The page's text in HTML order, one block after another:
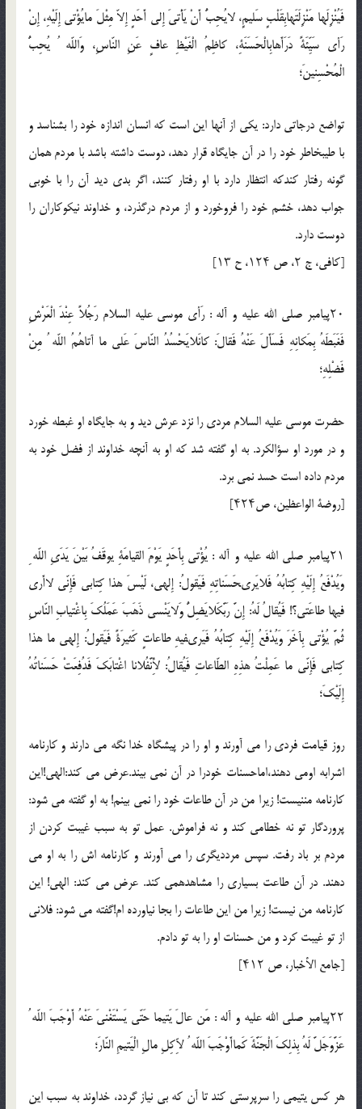
فَيُنْزِلَها مَنْزِلَتَهابِقَلْبٍ سَليمٍ، لايُحِبُّ أَنْ يَأْتىَ إِلى أَحَدٍ إِلاّ مِثْلَ مايُؤْتى إِلَيْهِ، إِنْ
رَأى سَيِّئَةً دَرَأَهابِالْحَسَنَةِ، كاظِمُ الْغَيْظِ عافٍ عَنِ النّاسِ، وَاللّه ُ يُحِبُّ
الْمُحْسِنينَ؛
تواضع درجاتى دارد: يكى از آنها اين است كه انسان اندازه خود را بشناسد و
با طيبخاطر خود را در آن جايگاه قرار دهد، دوست داشته باشد با مردم همان
گونه رفتار كندكه انتظار دارد با او رفتار كنند، اگر بدى ديد آن را با خوبى
جواب دهد، خشم خود را فروخورد و از مردم درگذرد، و خداوند نيكوكاران را
دوست دارد.
[كافى، ج ۲، ص ۱۲۴، ح ۱۳]
۲۰پيامبر صلي الله عليه و آله : رَأى موسى عليه السلام رَجُلاً عِنْدَ الْعَرْشِ
فَغَبَطَهُ بِمَكانِهِ فَسَأَلَ عَنْهُ فَقالَ: كانَلايَحْسُدُ النّاسَ عَلى ما آتاهُمُ اللّه ُ مِنْ
فَضْلِهِ؛
حضرت موسى عليه السلام مردى را نزد عرش ديد و به جايگاه او غبطه خورد
و در مورد او سؤالكرد. به او گفته شد كه او به آنچه خداوند از فضل خود به
مردم داده است حسد نمى برد.
[روضة الواعظين، ص۴۲۴]
۲۱پيامبر صلي الله عليه و آله : يُؤْتى بِأَحَدٍ يَوْمَ القيامَةِ يوقَفُ بَيْنَ يَدَىِ اللّه ِ
وَيُدْفَعُ إِلَيْهِ كِتابُهُ فَلايَرىحَسَناتِهِ فَيَقولُ: إِلهى، لَيْسَ هذا كِتابى فَإِنّى لاأَرى
فيها طاعَتى؟! فَيُقالُ لَهُ: إِنَّ رَبَّكَلايَضِلُّ وَلايَنْسى ذَهَبَ عَمَلُكَ بِاغْتيابِ النّاسِ
ثُمَّ يُؤْتى بِآخَرَ وَيُدْفَعُ إِلَيْهِ كِتابُهُ فَيَرىفيهِ طاعاتٍ كَثيرَةً فَيَقولُ: إِلهى ما هذا
كِتابى فَإِنّى ما عَمِلْتُ هذِهِ الطّاعاتِ فَيُقالُ: لأَِنَّفُلانا اغْتابَكَ فَدُفِعَتْ حَسَناتُهُ
إِلَيْكَ؛
روز قيامت فردى را مى آورند و او را در پيشگاه خدا نگه مى دارند و كارنامه
اشرابه اومى دهند،اماحسنات خودرا در آن نمى بيند.عرض مى كند:الهى!اين
كارنامه مننيست! زيرا من در آن طاعات خود را نمى بينم! به او گفته مى شود:
پروردگار تو نه خطامى كند و نه فراموش. عمل تو به سبب غيبت كردن از
مردم بر باد رفت. سپس مردديگرى را مى آورند و كارنامه اش را به او مى
دهند. در آن طاعت بسيارى را مشاهدهمى كند. عرض مى كند: الهى! اين
كارنامه من نيست! زيرا من اين طاعات را بجا نياورده ام!گفته مى شود: فلانى
از تو غيبت كرد و من حسنات او را به تو دادم.
[جامع الأخبار، ص ۴۱۲]
۲۲پيامبر صلي الله عليه و آله : مَن عالَ يَتيما حَتّى يَسْتَغْنىَ عَنْهُ أَوْجَبَ اللّه ُ
عَزَّوَجَلَّ لَهُ بِذلِكَ الْجَنَّةَ كَماأَوْجَبَ اللّه ُ لآِكِلِ مالِ الْيَتيمِ النّارَ؛
هر كس يتيمى را سرپرستى كند تا آن كه بى نياز گردد، خداوند به سبب اين